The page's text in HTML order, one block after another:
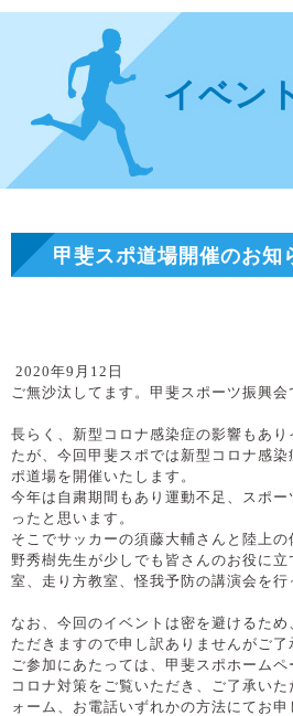
イベン
甲斐スポ道場開催のお知
2020年9月12日
ご無沙汰してます。甲斐スポーツ振興会
長らく、新型コロナ感染症の影響もあ
たが、今回甲斐スポでは新型コロナ感
ポ道場を開催いたします。
今年は自粛期間もあり運動不足、スポ
ったと思います。
そこでサッカーの須藤大輔さんと陸上
野秀樹先生が少しでも皆さんのお役に
室、走り方教室、怪我予防の講演会を行
なお、今回のイベントは密を避けるた
ただきますので申し訳ありませんがご了
ご参加にあたっては、甲斐スポホーム
コロナ対策をご覧いただき、ご了承い
ォーム、お電話いずれかの方法にてお